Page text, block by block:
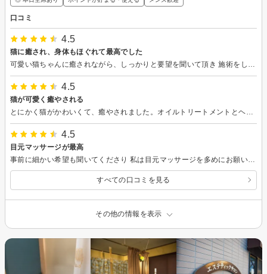
口コミ
4.5
猫に癒され、身体もほぐれて最高でした
4.5
猫が可愛く癒やされる
4.5
目元マッサージが最高
事前に細かい希望も聞いてくださり 私は目元マッサージを多めにお願いしました これが気持ちよくて眠ってしまいました 猫ちゃんも可愛いし またお願いしたいです
すべての口コミを見る
その他の情報を表示